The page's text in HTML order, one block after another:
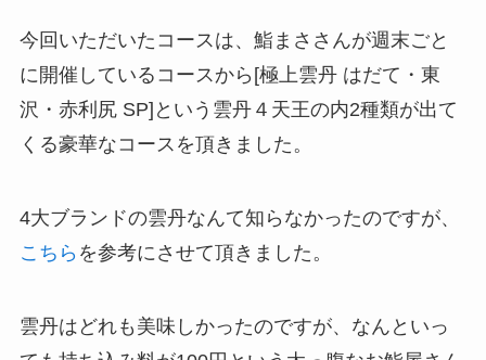
今回いただいたコースは、鮨まささんが週末ごと
に開催しているコースから[極上雲丹 はだて・東
沢・赤利尻 SP]という雲丹４天王の内2種類が出て
くる豪華なコースを頂きました。
4大ブランドの雲丹なんて知らなかったのですが、
こちら を参考にさせて頂きました。
雲丹はどれも美味しかったのですが、なんといっ